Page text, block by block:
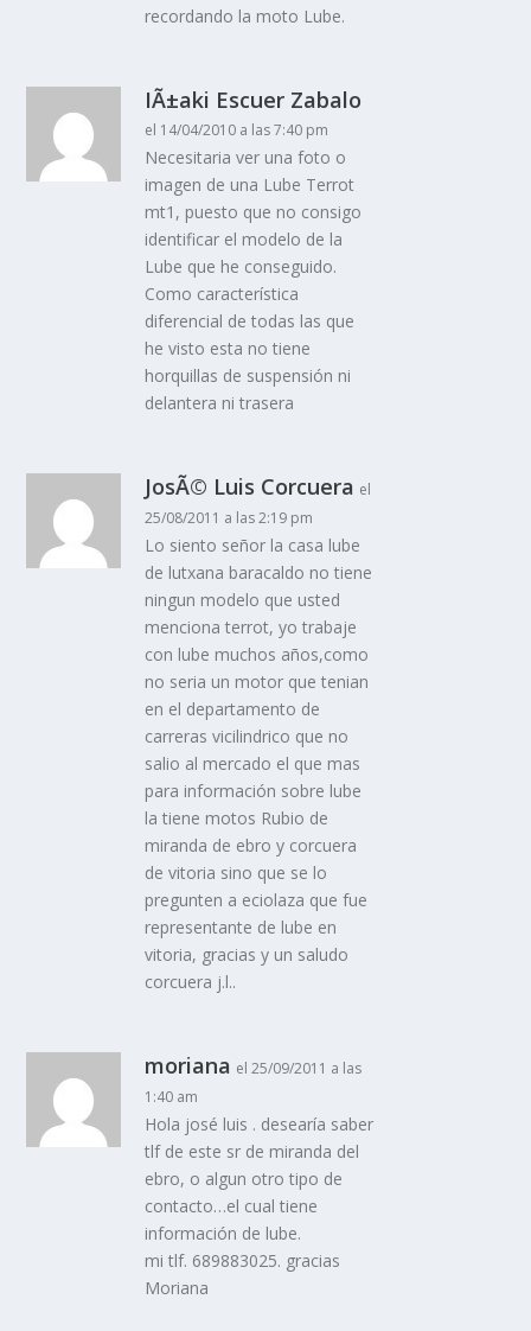
recordando la moto Lube.
IÃ±aki Escuer Zabalo
el 14/04/2010 a las 7:40 pm
Necesitaria ver una foto o
imagen de una Lube Terrot
mt1, puesto que no consigo
identificar el modelo de la
Lube que he conseguido.
Como caracterí­stica
diferencial de todas las que
he visto esta no tiene
horquillas de suspensión ni
delantera ni trasera
JosÃ© Luis Corcuera el
25/08/2011 a las 2:19 pm
Lo siento señor la casa lube
de lutxana baracaldo no tiene
ningun modelo que usted
menciona terrot, yo trabaje
con lube muchos años,como
no seria un motor que tenian
en el departamento de
carreras vicilindrico que no
salio al mercado el que mas
para información sobre lube
la tiene motos Rubio de
miranda de ebro y corcuera
de vitoria sino que se lo
pregunten a eciolaza que fue
representante de lube en
vitoria, gracias y un saludo
corcuera j.l..
moriana el 25/09/2011 a las
1:40 am
Hola josé luis . desearí­a saber
tlf de este sr de miranda del
ebro, o algun otro tipo de
contacto…el cual tiene
información de lube.
mi tlf. 689883025. gracias
Moriana